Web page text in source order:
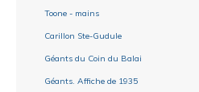
Toone - mains
Carillon Ste-Gudule
Géants du Coin du Balai
Géants. Affiche de 1935